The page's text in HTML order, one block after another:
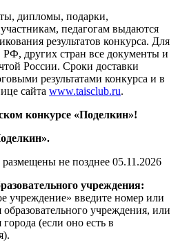
дипломы, подарки,
педагогам выдаются
результатов конкурса. Для
других стран все документы и
России. Сроки доставки
результатами конкурса и в
сайта www.taisclub.ru.
конкурсе «Поделкин»!
размещены не позднее 05.11.2026
учреждения:
учреждение» введите номер или
учреждения, или
(если оно есть в